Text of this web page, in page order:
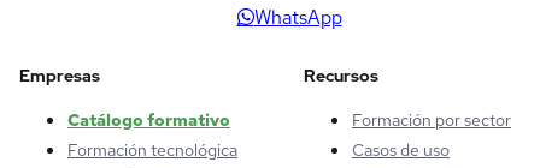
WhatsApp
Empresas
Catálogo formativo
Formación tecnológica
Recursos
Formación por sector
Casos de uso